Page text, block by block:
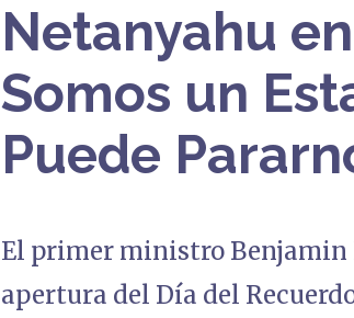
Netanyahu
Somos un
Puede
El primer ministro Benjamin
apertura del Día del